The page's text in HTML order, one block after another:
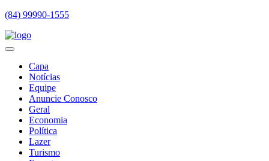
(84) 99990-1555
Capa
Notícias
Equipe
Anuncie Conosco
Geral
Economia
Política
Lazer
Turismo